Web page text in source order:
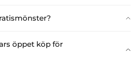
öppet köp för